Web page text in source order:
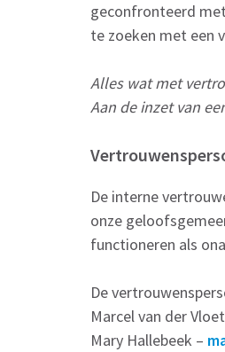
geconfronteerd
te zoeken met een
Alles wat met
Aan de inzet van
De interne
onze
functioneren als
De
Marcel van der
Mary Hallebeek –